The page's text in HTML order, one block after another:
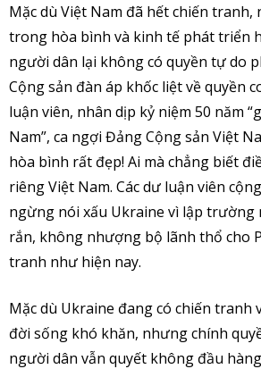
Mặc dù Việt Nam đã hết chiến
trong hòa bình và kinh tế phát triển
người dân lại không có quyền tự do
Cộng sản đàn áp khốc liệt về quyền
luận viên, nhân dịp kỷ niệm 50 năm
Nam”, ca ngợi Đảng Cộng sản Việt
hòa bình rất đẹp! Ai mà chẳng biết
riêng Việt Nam. Các dư luận viên
ngừng nói xấu Ukraine vì lập trường
rắn, không nhượng bộ lãnh thổ cho
tranh như hiện nay.
Mặc dù Ukraine đang có chiến tranh
đời sống khó khăn, nhưng chính
người dân vẫn quyết không đầu